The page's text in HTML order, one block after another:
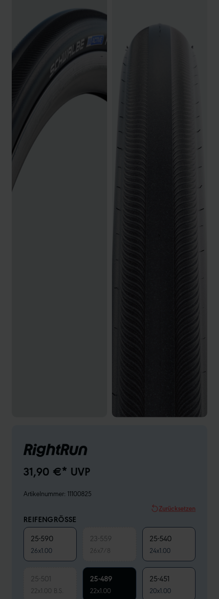
RightRun
31,90 €* UVP
Artikelnummer: 11100825
Zurücksetzen
REIFENGRÖSSE
25-590
26x1.00
23-559
26x7/8
25-540
24x1.00
25-501
22x1.00 B.S.
25-489
22x1.00
25-451
20x1.00